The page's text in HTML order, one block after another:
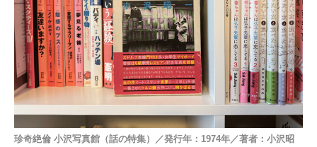
珍奇絶倫 小沢写真館（話の特集）／発行年：1974年／著者：小沢昭